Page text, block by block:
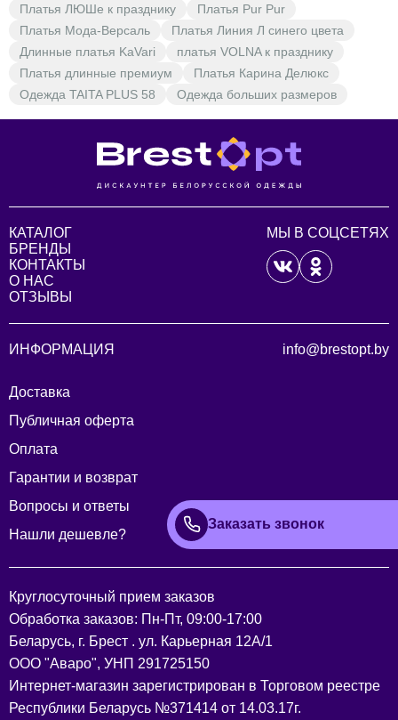
Платья ЛЮШе к празднику
Платья Pur Pur
Платья Мода-Версаль
Платья Линия Л синего цвета
Длинные платья KaVari
платья VOLNA к празднику
Платья длинные премиум
Платья Карина Делюкс
Одежда TAITA PLUS 58
Одежда больших размеров
КАТАЛОГ
БРЕНДЫ
КОНТАКТЫ
О НАС
ОТЗЫВЫ
МЫ В СОЦСЕТЯХ
ИНФОРМАЦИЯ
Доставка
Публичная оферта
Оплата
Гарантии и возврат
Вопросы и ответы
Нашли дешевле?
info@brestopt.by
Заказать звонок
Круглосуточный прием заказов
Обработка заказов: Пн-Пт, 09:00-17:00
Беларусь, г. Брест . ул. Карьерная 12А/1
ООО "Аваро", УНП 291725150
Интернет-магазин зарегистрирован в Торговом реестре
Республики Беларусь №371414 от 14.03.17г.